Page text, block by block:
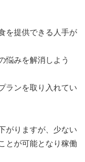
を提供できる人手が
悩みを解消しよう
ランを取り入れてい
がりますが、少ない
とが可能となり稼働